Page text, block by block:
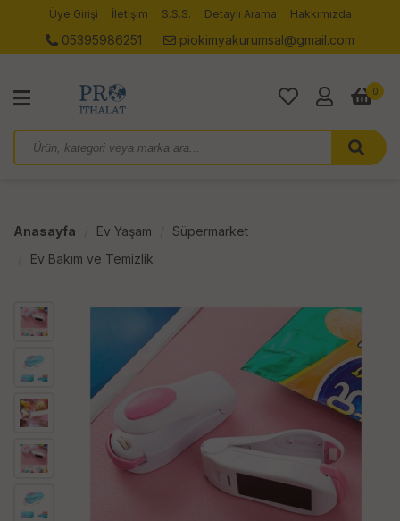
Üye Girişi İletişim S.S.S. Detaylı Arama Hakkımızda
05395986251 piokimyakurumsal@gmail.com
0
Anasayfa Ev Yaşam
Süpermarket
Ev Bakım ve Temizlik